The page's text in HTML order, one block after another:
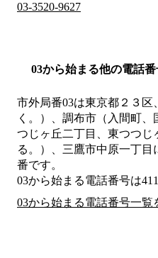
03-3520-9627
03から始まる他の電話番
市外局番03は東京都２３区
く。）、調布市（入間町
つじヶ丘二丁目、東つつじ
る。）、三鷹市中原一丁目
番です。
03から始まる電話番号は
03から始まる電話番号一覧